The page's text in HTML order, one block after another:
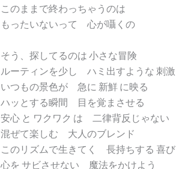
このままで終わっちゃうのは
もったいないって 心が囁くの
そう、探してるのは 小さな冒険
ルーティンを少し ハミ出すような 刺激
いつもの景色が 急に 新鮮 に映る
ハッとする瞬間 目を覚まさせる
安心 と ワクワク は 二律背反じゃない
混ぜて楽しむ 大人のブレンド
このリズムで生きてく 長持ちする 喜び
心を サビさせない 魔法をかけよう